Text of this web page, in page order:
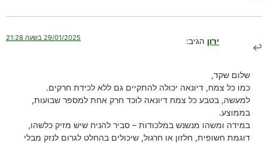
ירון הגיב: 29/01/2025 בשעה 21:28
שלום שקד,
כמו כל צמח, דיונאה יכולה להתקיים גם ללא לכידת חרקים.
למעשה, בטבע כל צמח דיונאה לוכד חרק אחת למספר שבועות,
בממוצע.
במידה ומשהו מנשנש במלכודות – סביר להניח שיש מזיק כלשהו,
דוגמת חשופית, חלזון או חרגול, שיכולים בהחלט לגרום לנזק מבלי